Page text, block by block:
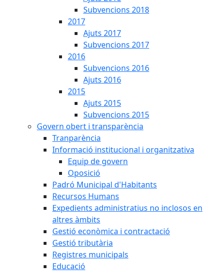
Subvencions 2018
2017
Ajuts 2017
Subvencions 2017
2016
Subvencions 2016
Ajuts 2016
2015
Ajuts 2015
Subvencions 2015
Govern obert i transparència
Tranparència
Informació institucional i organitzativa
Equip de govern
Oposició
Padró Municipal d'Habitants
Recursos Humans
Expedients administratius no inclosos en
altres àmbits
Gestió econòmica i contractació
Gestió tributària
Registres municipals
Educació